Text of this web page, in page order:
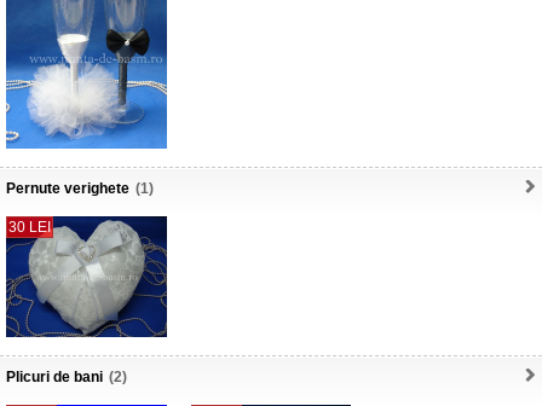
Pernute verighete (1)
30 LEI
Plicuri de bani (2)